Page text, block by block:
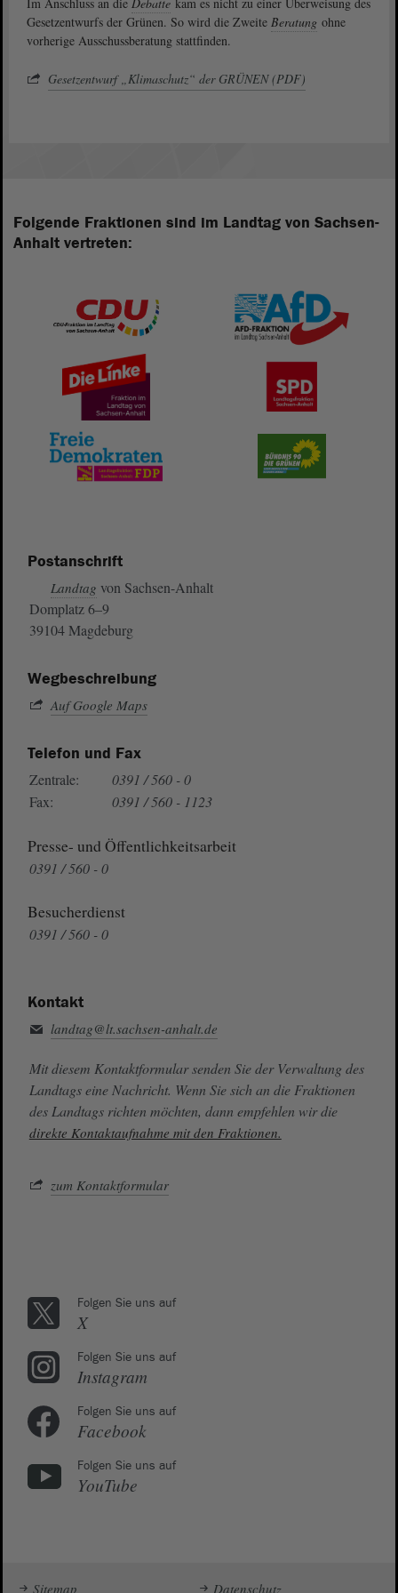
Gesetzentwurfs der Grünen. So wird die Zweite Beratung ohne
vorherige Ausschussberatung stattfinden.
Gesetzentwurf „Klimaschutz“ der GRÜNEN (PDF)
Folgende Fraktionen sind im Landtag von Sachsen-
Anhalt vertreten:
Postanschrift
Landtag von Sachsen-Anhalt
Domplatz 6–9
39104 Magdeburg
Wegbeschreibung
Auf Google Maps
Telefon und Fax
Zentrale:
0391 / 560 - 0
Fax:
0391 / 560 - 1123
Presse- und Öffentlichkeitsarbeit
0391 / 560 - 0
Besucherdienst
0391 / 560 - 0
Kontakt
landtag@lt.sachsen-anhalt.de
Mit diesem Kontaktformular senden Sie der Verwaltung des
Landtags eine Nachricht. Wenn Sie sich an die Fraktionen
des Landtags richten möchten, dann empfehlen wir die
direkte Kontaktaufnahme mit den Fraktionen.
zum Kontaktformular
Folgen Sie uns auf
X
Folgen Sie uns auf
Instagram
Folgen Sie uns auf
Facebook
Folgen Sie uns auf
YouTube
Sitemap Datenschutz